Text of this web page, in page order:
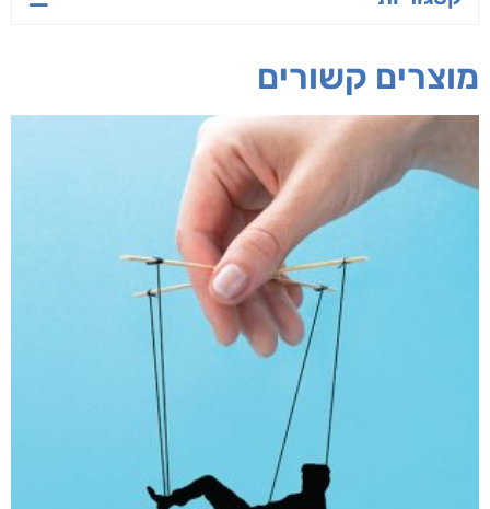
מוצרים קשורים